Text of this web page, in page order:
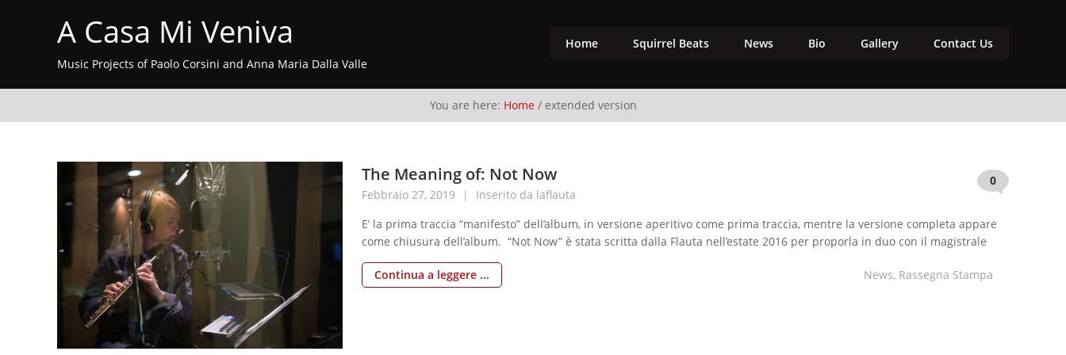
A Casa Mi Veniva
Music Projects of Paolo Corsini and Anna Maria Dalla Valle
Home Squirrel Beats News Bio Gallery Contact Us
You are here: Home / extended version
The Meaning of: Not Now
Febbraio 27, 2019 Inserito da laflauta
0
E’ la prima traccia “manifesto” dell’album, in versione aperitivo come prima traccia, mentre la versione completa appare
come chiusura dell’album. “Not Now” è stata scritta dalla Flauta nell’estate 2016 per proporla in duo con il magistrale
chitarrista Enrico Maria Milanesi. “E’ l’inno delle cose che vorresti accadano, ma non è mai il momento propizio. E […]
Continua a leggere ...
News, Rassegna Stampa